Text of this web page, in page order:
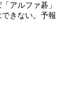
アルファ碁」
きない。予報